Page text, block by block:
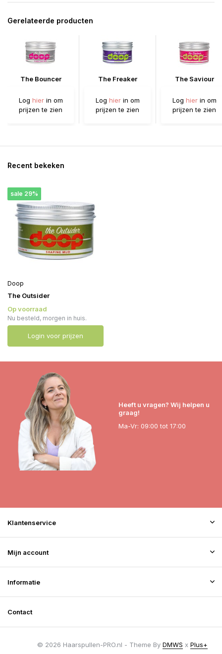
Gerelateerde producten
The Bouncer
Log hierin om
prijzen te zien
The Freaker
Log hierin om
prijzen te zien
The Saviour
Log hierin om
prijzen te zien
Recent bekeken
sale 29%
Doop
The Outsider
Op voorraad
Nu besteld, morgen in huis.
Login voor prijzen
Heeft u vragen? Wij helpen u
graag!
Ma-Vr: 09:00 tot 17:00
Klantenservice
Mijn account
Informatie
Contact
© 2026 Haarspullen-PRO.nl - Theme By DMWS x Plus+